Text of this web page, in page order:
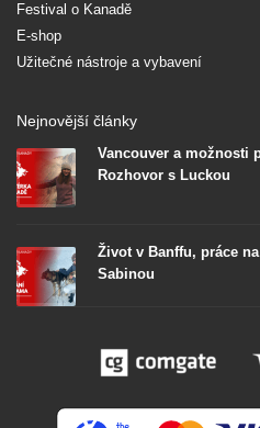
Festival o Kanadě
E-shop
Užitečné nástroje a vybavení
Nejnovější články
Vancouver a možnosti
Rozhovor s Luckou
Život v Banffu, práce
Sabinou